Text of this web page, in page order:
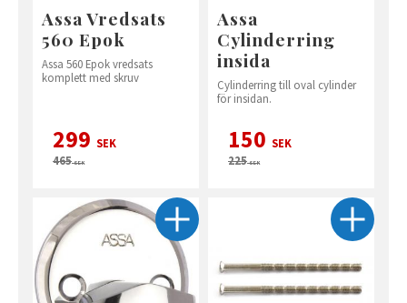
Assa Vredsats
560 Epok
Assa 560 Epok vredsats
komplett med skruv
299 SEK
465SEK
Assa
Cylinderring
insida
Cylinderring till oval cylinder
för insidan.
150 SEK
225SEK